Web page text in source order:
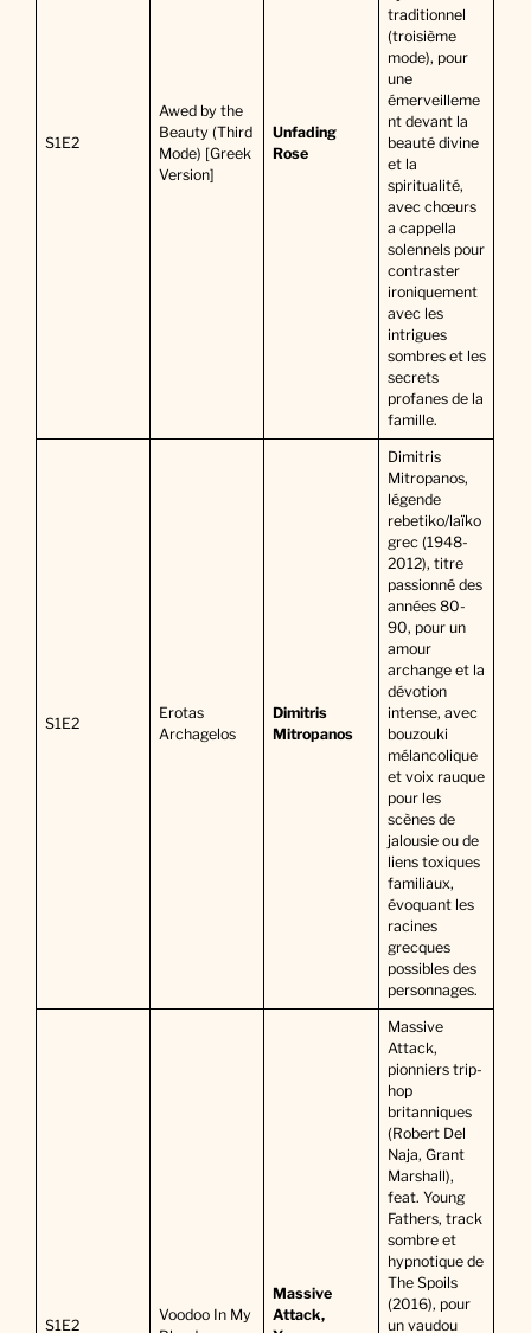
S1E2
Awed by the
Beauty (Third
Mode) [Greek
Version]
Unfading
Rose
traditionnel
(troisième
mode), pour
une
émerveilleme
nt devant la
beauté divine
et la
spiritualité,
avec chœurs
a cappella
solennels pour
contraster
ironiquement
avec les
intrigues
sombres et les
secrets
profanes de la
famille.
S1E2
Erotas
Archagelos
Dimitris
Mitropanos
Dimitris
Mitropanos,
légende
rebetiko/laïko
grec (1948-
2012), titre
passionné des
années 80-
90, pour un
amour
archange et la
dévotion
intense, avec
bouzouki
mélancolique
et voix rauque
pour les
scènes de
jalousie ou de
liens toxiques
familiaux,
évoquant les
racines
grecques
possibles des
personnages.
S1E2
Voodoo In My
Massive
Attack,
Massive
Attack,
pionniers trip-
hop
britanniques
(Robert Del
Naja, Grant
Marshall),
feat. Young
Fathers, track
sombre et
hypnotique de
The Spoils
(2016), pour
un vaudou